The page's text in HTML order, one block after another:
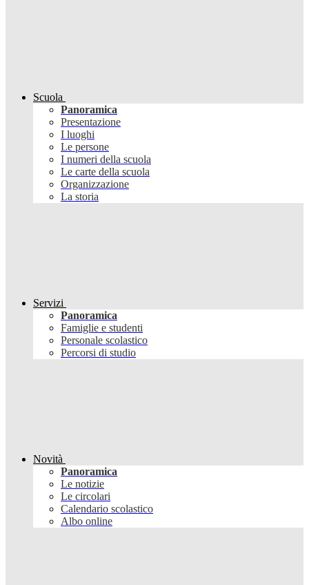
Scuola
Panoramica
Presentazione
I luoghi
Le persone
I numeri della scuola
Le carte della scuola
Organizzazione
La storia
Servizi
Panoramica
Famiglie e studenti
Personale scolastico
Percorsi di studio
Novità
Panoramica
Le notizie
Le circolari
Calendario scolastico
Albo online